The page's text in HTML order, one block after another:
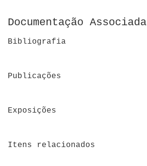
Documentação Associada
Bibliografia
Publicações
Exposições
Itens relacionados